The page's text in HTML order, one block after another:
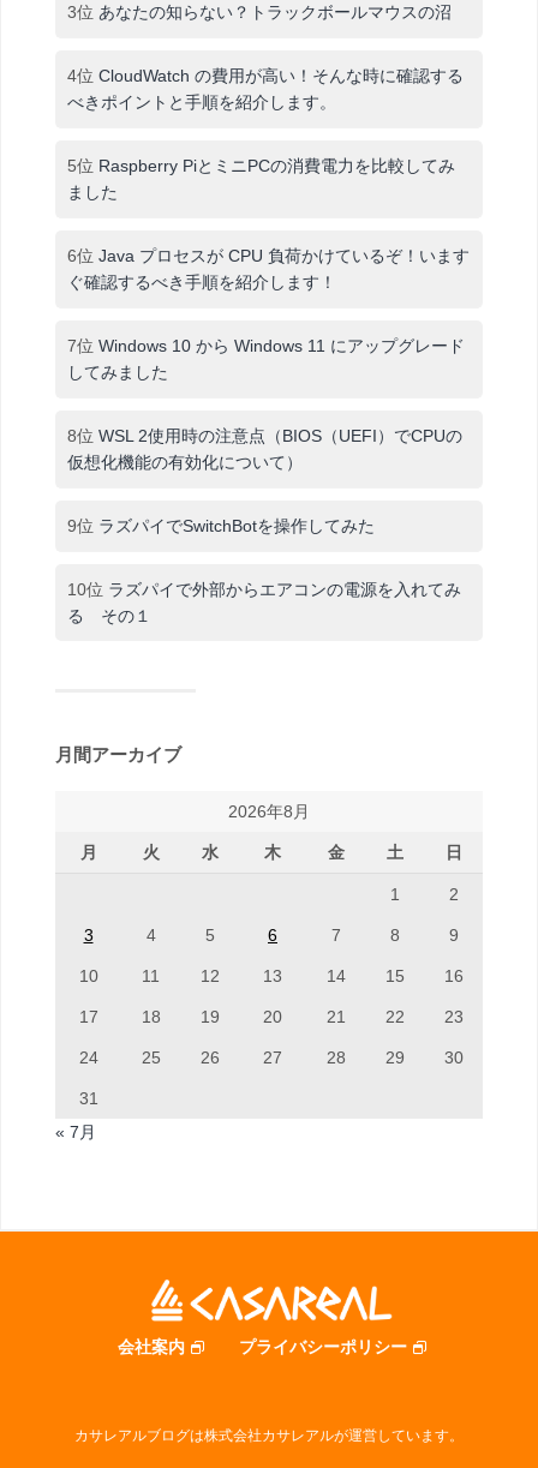
3位 あなたの知らない？トラックボールマウスの沼
4位 CloudWatch の費用が高い！そんな時に確認する
べきポイントと手順を紹介します。
5位 Raspberry PiとミニPCの消費電力を比較してみ
ました
6位 Java プロセスが CPU 負荷かけているぞ！います
ぐ確認するべき手順を紹介します！
7位 Windows 10 から Windows 11 にアップグレード
してみました
8位 WSL 2使用時の注意点（BIOS（UEFI）でCPUの
仮想化機能の有効化について）
9位 ラズパイでSwitchBotを操作してみた
10位 ラズパイで外部からエアコンの電源を入れてみ
る その１
月間アーカイブ
2026年8月
月 火 水 木 金 土 日
1 2
3 4 5 6 7 8 9
10 11 12 13 14 15 16
17 18 19 20 21 22 23
24 25 26 27 28 29 30
31
« 7月
会社案内 プライバシーポリシー
カサレアルブログは株式会社カサレアルが運営しています。